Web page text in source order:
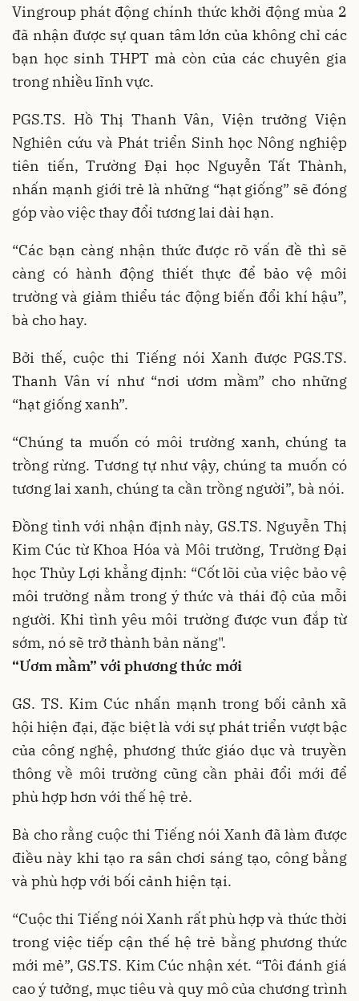
Vingroup phát động chính thức khởi động mùa 2
đã nhận được sự quan tâm lớn của không chỉ các
bạn học sinh THPT mà còn của các chuyên gia
trong nhiều lĩnh vực.
PGS.TS. Hồ Thị Thanh Vân, Viện trưởng Viện
Nghiên cứu và Phát triển Sinh học Nông nghiệp
tiên tiến, Trường Đại học Nguyễn Tất Thành,
nhấn mạnh giới trẻ là những “hạt giống” sẽ đóng
góp vào việc thay đổi tương lai dài hạn.
“Các bạn càng nhận thức được rõ vấn đề thì sẽ
càng có hành động thiết thực để bảo vệ môi
trường và giảm thiểu tác động biến đổi khí hậu”,
bà cho hay.
Bởi thế, cuộc thi Tiếng nói Xanh được PGS.TS.
Thanh Vân ví như “nơi ươm mầm” cho những
“hạt giống xanh”.
“Chúng ta muốn có môi trường xanh, chúng ta
trồng rừng. Tương tự như vậy, chúng ta muốn có
tương lai xanh, chúng ta cần trồng người”, bà nói.
Đồng tình với nhận định này, GS.TS. Nguyễn Thị
Kim Cúc từ Khoa Hóa và Môi trường, Trường Đại
học Thủy Lợi khẳng định: “Cốt lõi của việc bảo vệ
môi trường nằm trong ý thức và thái độ của mỗi
người. Khi tình yêu môi trường được vun đắp từ
sớm, nó sẽ trở thành bản năng".
“Ươm mầm” với phương thức mới
GS. TS. Kim Cúc nhấn mạnh trong bối cảnh xã
hội hiện đại, đặc biệt là với sự phát triển vượt bậc
của công nghệ, phương thức giáo dục và truyền
thông về môi trường cũng cần phải đổi mới để
phù hợp hơn với thế hệ trẻ.
Bà cho rằng cuộc thi Tiếng nói Xanh đã làm được
điều này khi tạo ra sân chơi sáng tạo, công bằng
và phù hợp với bối cảnh hiện tại.
“Cuộc thi Tiếng nói Xanh rất phù hợp và thức thời
trong việc tiếp cận thế hệ trẻ bằng phương thức
mới mẻ”, GS.TS. Kim Cúc nhận xét. “Tôi đánh giá
cao ý tưởng, mục tiêu và quy mô của chương trình